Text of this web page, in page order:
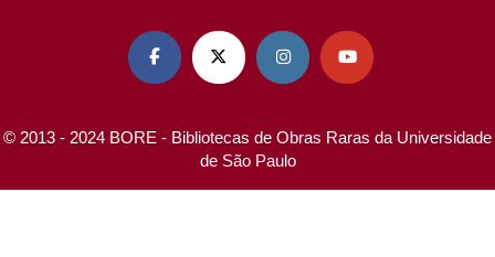
   
© 2013 - 2024 BORE - Bibliotecas de Obras Raras da Universidade
de São Paulo